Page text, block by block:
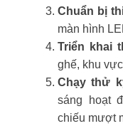
Chuẩn bị
màn hình
Triển khai
ghế, khu
Chạy thử
sáng hoạt
chiếu mượt